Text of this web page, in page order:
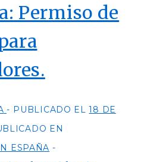
Permiso de
PUBLICADO EL18 DE
EN
ESPAÑA